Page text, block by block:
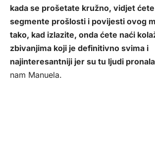
kada se prošetate kružno, vidjet
segmente prošlosti i povijesti ovog
tako, kad izlazite, onda ćete naći
zbivanjima koji je definitivno svima i
najinteresantniji jer su tu ljudi
nam Manuela.